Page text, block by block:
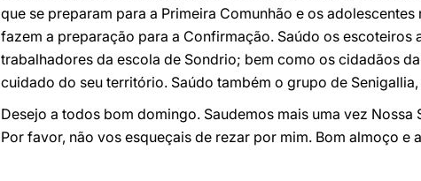
que se preparam para a Primeira Comunhão e os
fazem a preparação para a Confirmação. Saúdo os
trabalhadores da escola de Sondrio; bem como os cidadãos
cuidado do seu território. Saúdo também o grupo de Senigallia,
Desejo a todos bom domingo. Saudemos mais uma vez Nossa
Por favor, não vos esqueçais de rezar por mim. Bom almoço e